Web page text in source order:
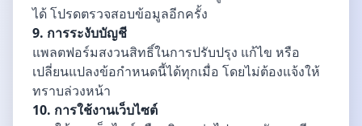
ได้ โปรดตรวจสอบข้อมูลอีกครั้ง
9. การระงับบัญชี
แพลตฟอร์มสงวนสิทธิ์ในการปรับปรุง แก้ไข หรือ
เปลี่ยนแปลงข้อกำหนดนี้ได้ทุกเมื่อ โดยไม่ต้องแจ้งให้
ทราบล่วงหน้า
10. การใช้งานเว็บไซต์